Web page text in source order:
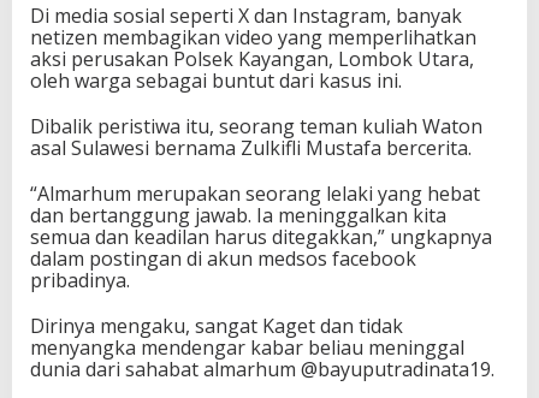
Di media sosial seperti X dan Instagram, banyak
netizen membagikan video yang memperlihatkan
aksi perusakan Polsek Kayangan, Lombok Utara,
oleh warga sebagai buntut dari kasus ini.
Dibalik peristiwa itu, seorang teman kuliah Waton
asal Sulawesi bernama Zulkifli Mustafa bercerita.
“Almarhum merupakan seorang lelaki yang hebat
dan bertanggung jawab. Ia meninggalkan kita
semua dan keadilan harus ditegakkan,” ungkapnya
dalam postingan di akun medsos facebook
pribadinya.
Dirinya mengaku, sangat Kaget dan tidak
menyangka mendengar kabar beliau meninggal
dunia dari sahabat almarhum @bayuputradinata19.